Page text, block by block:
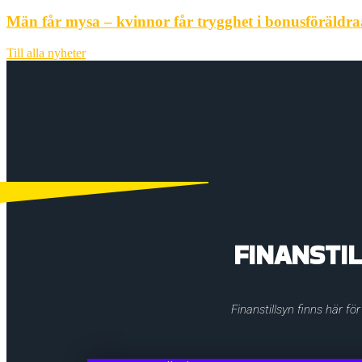
Män får mysa – kvinnor får trygghet i
Till alla nyheter
Finanstillsyn finns här